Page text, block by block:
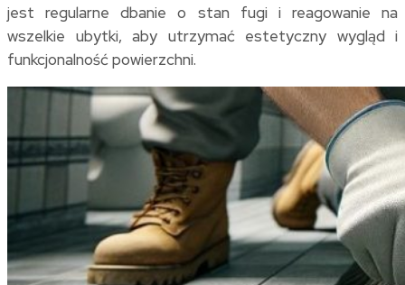
jest regularne dbanie o stan fugi i reagowanie na
wszelkie ubytki, aby utrzymać estetyczny wygląd i
funkcjonalność powierzchni.